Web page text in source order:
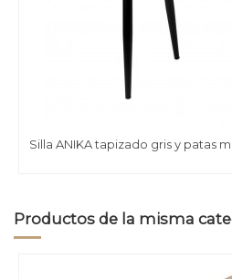
Silla ANIKA tapizado gris y patas
Productos de la misma